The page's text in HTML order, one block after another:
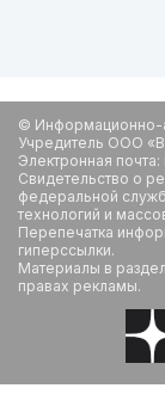
© Информационно-
Учредитель ООО
Электронная
Свидетельство о
федеральной
технологий и
Перепечатка
гиперссылки.
Материалы в
правах рекламы.